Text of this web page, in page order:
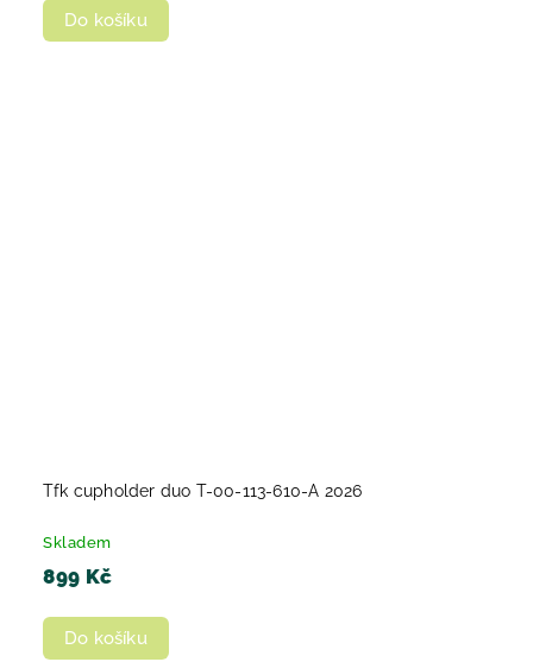
Do košíku
Tfk cupholder duo T-00-113-610-A 2026
Skladem
899 Kč
Do košíku